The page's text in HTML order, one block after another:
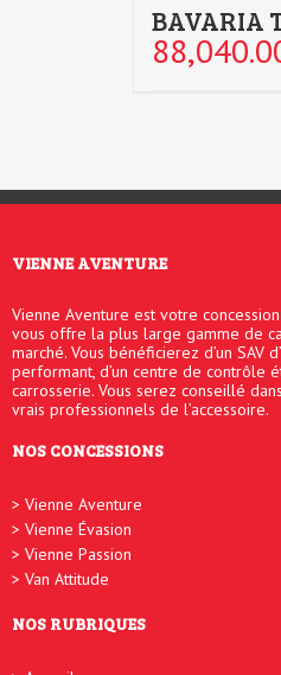
BAVARIA
VIENNE AVENTURE
Vienne Aventure est votre
vous offre la plus large gamme de
marché. Vous bénéficierez d’un SAV
performant, d’un centre de contrôle
carrosserie. Vous serez conseillé
vrais professionnels de l’accessoire.
NOS CONCESSIONS
Vienne Aventure
Vienne Évasion
Vienne Passion
Van Attitude
NOS RUBRIQUES